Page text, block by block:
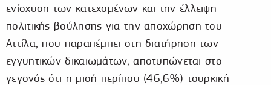
ενίσχυση των κατεχομένων και την έλλειψη
πολιτικής βούλησης για την αποχώρηση του
Αττίλα, που παραπέμπει στη διατήρηση των
εγγυητικών δικαιωμάτων, αποτυπώνεται στο
γεγονός ότι η μισή περίπου (46,6%) τουρκική